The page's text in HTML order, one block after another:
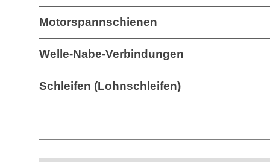
Motorspannschienen
Welle-Nabe-Verbindungen
Schleifen (Lohnschleifen)